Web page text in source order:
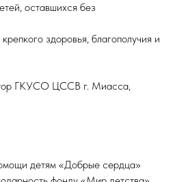
оставшихся без
здоровья, благополучия и
ГКУСО ЦССВ г. Миасса,
детям «Добрые сердца»